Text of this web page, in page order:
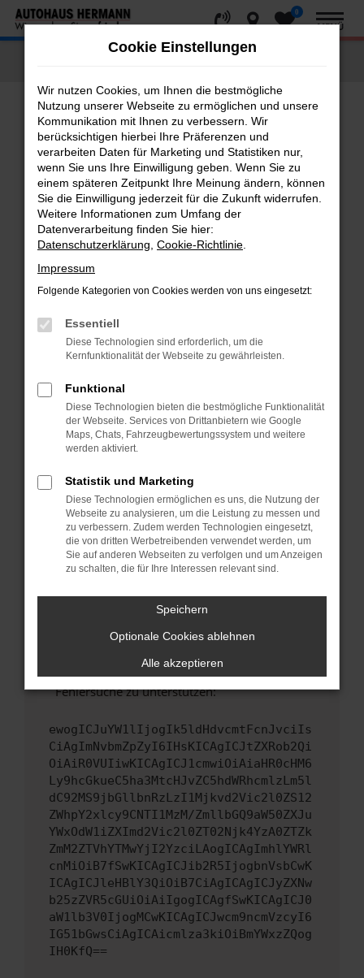
Zum
Hauptinhalt
0
MENÜ
Fehler: Network Error
Beim Laden ist ein Fehler aufgetreten.
Hier sind ein paar Tipps, die dir helfen können:
Überprüfe deine Firewall und deine
Internetverbindung.
Laden andere Webseiten, zum Beispiel deine
Suchmaschine?
Prüfe deine Browsererweiterungen.
Manche Erweiterungen, wie Werbeblocker,
verhindern. Funktioniert die Seite in einem
Fenster?
Starte dein Gerät neu.
Das kann manchmal helfen, vorübergehende
Probleme zu beheben.
Betriebssystem auf dem neuesten Stand
sind.
Veraltete Software birgt nicht nur ein
Sicherheitsrisiko, sondern kann auch dazu
führen, dass bestimmte Funktionen nicht mehr
unterstützt werden.
Wende dich an den Webseitenbetreiber.
Wenn du alle oben genannten Schritte versucht
hast, kontaktiere uns bitte. Wir werden
versuchen, das Problem zu beheben. Du kannst
uns diesen Text schicken, um uns bei der
Fehlersuche zu unterstützen:
ewogICJuYW1lIjogIk5ldHdvcmtFcnJvciIs
CiAgImNvbmZpZyI6IHsKICAgICJtZXRob2Qi
OiAiR0VUIiwKICAgICJ1cmwiOiAiaHR0cHM6
Ly9hcGkueC5ha3MtcHJvZC5hdWRhcmlzLm5l
dC92MS9jbGllbnRzLzI1Mjkvd2Vic2l0ZS12
ZWhpY2xlcy9CNTI1MzM/ZmllbGQ9aW50ZXJu
YWxOdW1iZXImd2Vic2l0ZT02Njk4YzA0ZTZk
ZmM2ZTVhYTMwYjI2YzciLAogICAgImhlYWRl
cnMiOiB7fSwKICAgICJib2R5IjogbnVsbCwK
ICAgICJleHBlY3QiOiB7CiAgICAgICJyZXNw
b25zZVR5cGUiOiAiIgogICAgfSwKICAgICJ0
aW1lb3V0IjogMCwKICAgICJwcm9ncmVzcyI6
IG51bGwsCiAgICAicmlza3kiOiBmYWxzZQog
IH0KfQ==
Cookie Einstellungen
Wir nutzen Cookies, um Ihnen die bestmögliche
Nutzung unserer Webseite zu ermöglichen und unsere
Kommunikation mit Ihnen zu verbessern. Wir
berücksichtigen hierbei Ihre Präferenzen und
verarbeiten Daten für Marketing und Statistiken nur,
wenn Sie uns Ihre Einwilligung geben. Wenn Sie zu
einem späteren Zeitpunkt Ihre Meinung ändern, können
Sie die Einwilligung jederzeit für die Zukunft widerrufen.
Weitere Informationen zum Umfang der
Datenverarbeitung finden Sie hier:
Datenschutzerklärung Cookie-Richtlinie
Impressum
Folgende Kategorien von Cookies werden von uns eingesetzt:
Essentiell
Diese Technologien sind erforderlich, um die
Kernfunktionalität der Webseite zu gewährleisten.
Funktional
Diese Technologien bieten die bestmögliche Funktionalität
der Webseite. Services von Drittanbietern wie Google
Maps, Chats, Fahrzeugbewertungssystem und weitere
werden aktiviert.
Statistik und Marketing
Diese Technologien ermöglichen es uns, die Nutzung der
Webseite zu analysieren, um die Leistung zu messen und
zu verbessern. Zudem werden Technologien eingesetzt,
die von dritten Werbetreibenden verwendet werden, um
Sie auf anderen Webseiten zu verfolgen und um Anzeigen
zu schalten, die für Ihre Interessen relevant sind.
Speichern
Optionale Cookies ablehnen
Alle akzeptieren